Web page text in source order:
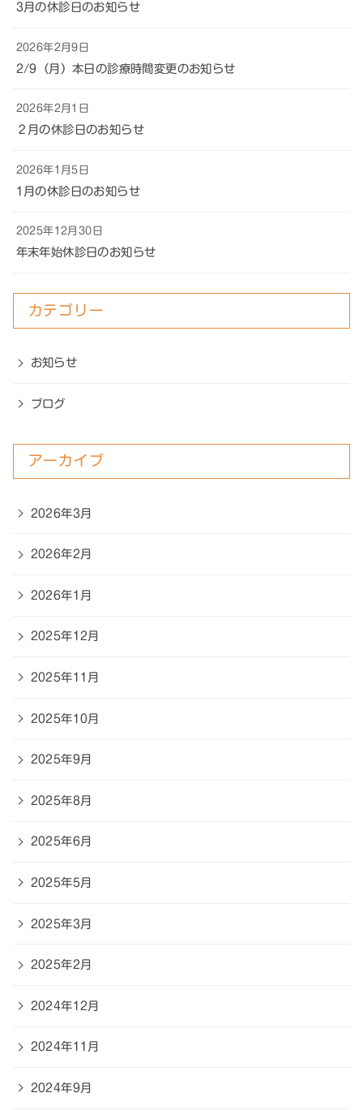
3月の休診日のお知らせ
2/9（月）本日の診療時間変更のお知らせ
2026年2月9日
２月の休診日のお知らせ
2026年2月1日
1月の休診日のお知らせ
2026年1月5日
年末年始休診日のお知らせ
2025年12月30日
カテゴリー
お知らせ
ブログ
アーカイブ
2026年3月
2026年2月
2026年1月
2025年12月
2025年11月
2025年10月
2025年9月
2025年8月
2025年6月
2025年5月
2025年3月
2025年2月
2024年12月
2024年11月
2024年9月